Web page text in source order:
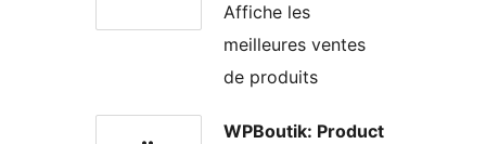
Affiche les
meilleures ventes
de produits
WPBoutik: Product